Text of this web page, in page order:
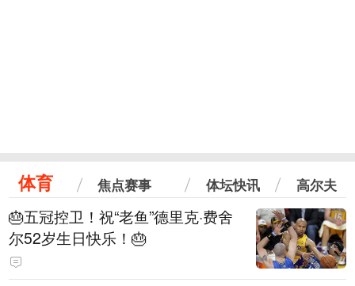
体育 焦点赛事 体坛快讯 高尔夫
🎂五冠控卫！祝“老鱼”德里克·费舍
尔52岁生日快乐！🎂